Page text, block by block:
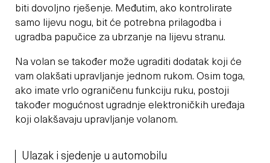
biti dovoljno rješenje. Međutim, ako kontrolirate
samo lijevu nogu, bit će potrebna prilagodba i
ugradba papučice za ubrzanje na lijevu stranu.
Na volan se također može ugraditi dodatak koji će
vam olakšati upravljanje jednom rukom. Osim toga,
ako imate vrlo ograničenu funkciju ruku, postoji
također mogućnost ugradnje elektroničkih uređaja
koji olakšavaju upravljanje volanom.
Ulazak i sjedenje u automobilu